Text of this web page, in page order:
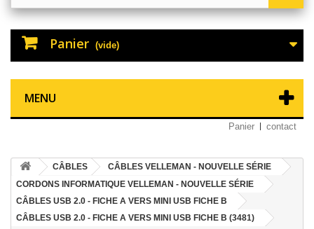
Panier (vide)
MENU
Panier contact
CÂBLES
CÂBLES VELLEMAN - NOUVELLE SÉRIE
CORDONS INFORMATIQUE VELLEMAN - NOUVELLE SÉRIE
CÂBLES USB 2.0 - FICHE A VERS MINI USB FICHE B
CÂBLES USB 2.0 - FICHE A VERS MINI USB FICHE B (3481)